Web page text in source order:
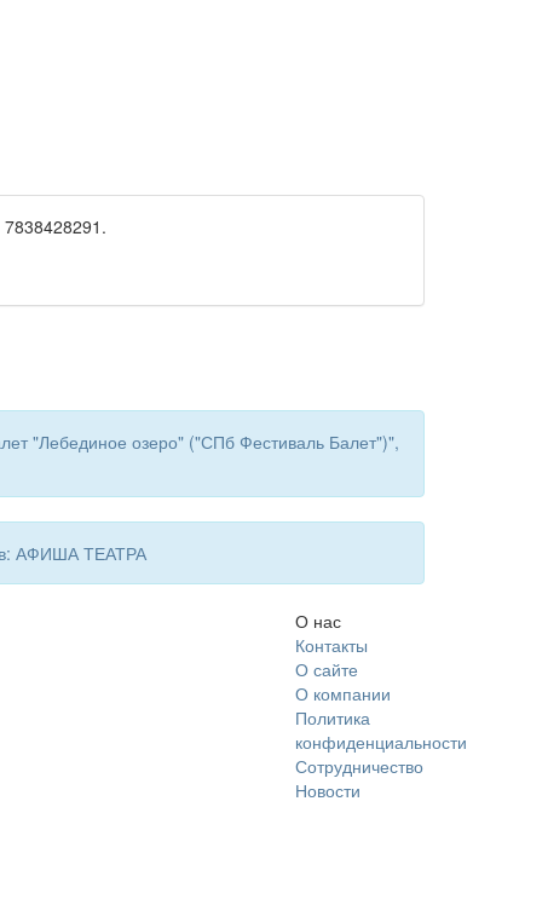
"Лебединое озеро" ("СПб Фестиваль Балет")",
в: АФИША ТЕАТРА
О нас
Контакты
О сайте
О компании
Политика
конфиденциальности
Сотрудничество
Новости